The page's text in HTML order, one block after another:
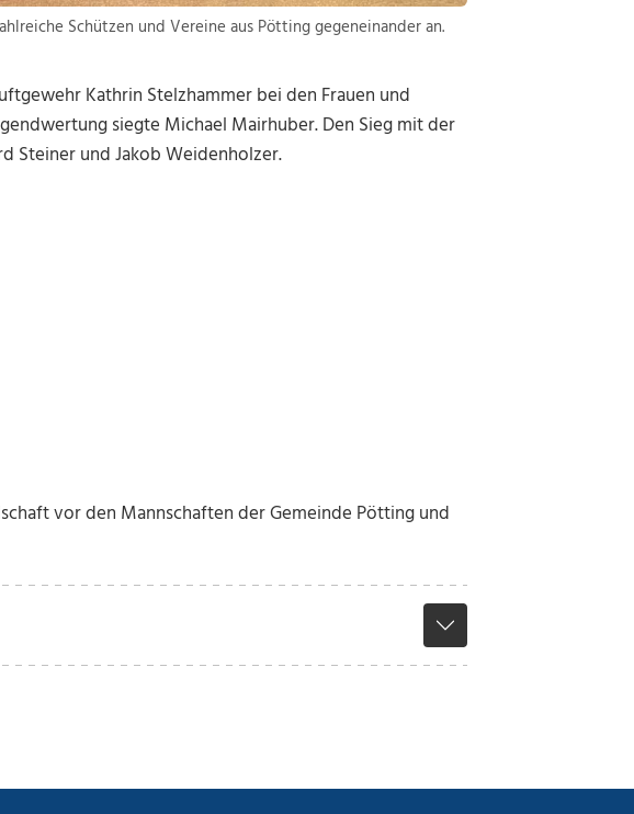
Schützen und Vereine aus Pötting gegeneinander an.
Kathrin Stelzhammer bei den Frauen und
siegte Michael Mairhuber. Den Sieg mit der
Steiner und Jakob Weidenholzer.
vor den Mannschaften der Gemeinde Pötting und